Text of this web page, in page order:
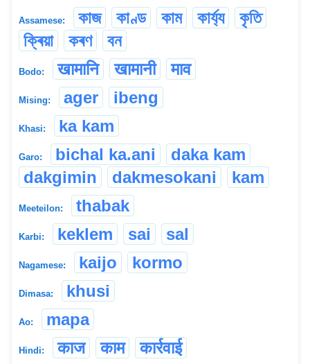
Assamese: কাজ কাণ্ড কাম কাৰ্য্য
কৃতি
ক্ৰিয়া
কৰণ বন
Bodo: खामानि खामानी माव
Mising: ager ibeng
Khasi: ka kam
Garo: bichal ka.ani
daka kam
dakgimin
dakmesokani kam
Meeteilon: thabak
Karbi: keklem sai sal
Nagamese: kaijo kormo
Dimasa: khusi
Ao: mapa
Hindi: काज काम कार्रवाई